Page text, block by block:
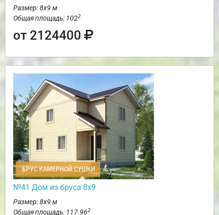
Размер: 8х9 м
Общая площадь: 1022
от 2124400
БРУС КАМЕРНОЙ СУШКИ
№41 Дом из бруса 8х9
Размер: 8х9 м
Общая площадь: 117.962